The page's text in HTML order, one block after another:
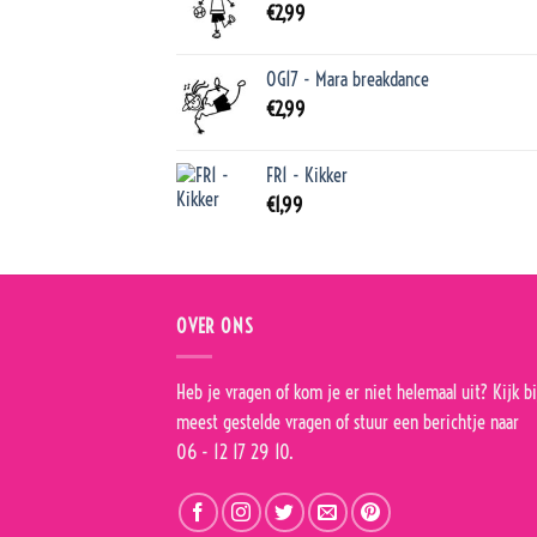
€2,99
OG17 - Mara breakdance
€2,99
FR1 - Kikker
€1,99
OVER ONS
Heb je vragen of kom je er niet helemaal uit? Kijk
meest gestelde vragen of stuur een berichtje naar
06 - 12 17 29 10.